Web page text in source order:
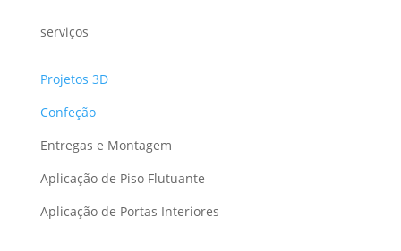
serviços
Projetos 3D
Confeção
Entregas e Montagem
Aplicação de Piso Flutuante
Aplicação de Portas Interiores